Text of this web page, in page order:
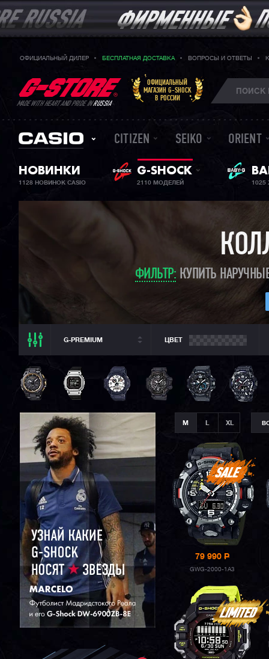
ОФИЦИАЛЬНЫЙ ДИЛЕР БЕСПЛАТНАЯ ДОСТАВКА ВОПРОСЫ И ОТВЕТЫ
MADE WITH HEART AND PRIDE INRUSSIA
ОФИЦИАЛЬНЫЙ
МАГАЗИН G-SHOCK
В РОССИИ
CITIZEN SEIKO ORIENT
НОВИНКИ
1128 НОВИНОК CASIO
G-SHOCK
2110 МОДЕЛЕЙ
ФИЛЬТР: КУПИТЬ
G-PREMIUM
ВСЕ РАЗДЕЛЫ
ВСЕ CASIO
CASIO G-SHOCK
CASIO BABY-G
CASIO PRO TREK
CASIO EDIFICE
CITIZEN
SEIKO
ORIENT
ЦВЕТ
M XL
79 990P
GWG-2000-1A3